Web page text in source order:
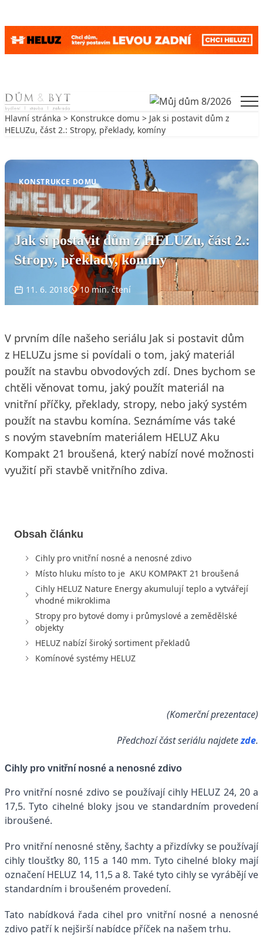
Skip to content
Hlavní stránka > Konstrukce domu > Jak si postavit dům z
HELUZu, část 2.: Stropy, překlady, komíny
KONSTRUKCE DOMU
Jak si postavit dům z HELUZu, část 2.:
Stropy, překlady, komíny
11. 6. 2018 10 min. čtení
V prvním díle našeho seriálu Jak si postavit dům
z HELUZu jsme si povídali o tom, jaký materiál
použít na stavbu obvodových zdí. Dnes bychom se
chtěli věnovat tomu, jaký použít materiál na
vnitřní příčky, překlady, stropy, nebo jaký systém
použít na stavbu komína. Seznámíme vás také
s novým stavebním materiálem HELUZ Aku
Kompakt 21 broušená, který nabízí nové možnosti
využití při stavbě vnitřního zdiva.
Obsah článku
Cihly pro vnitřní nosné a nenosné zdivo
Místo hluku místo to je AKU KOMPAKT 21 broušená
Cihly HELUZ Nature Energy akumulují teplo a vytvářejí
vhodné mikroklima
Stropy pro bytové domy i průmyslové a zemědělské
objekty
HELUZ nabízí široký sortiment překladů
Komínové systémy HELUZ
(Komerční prezentace)
Předchozí část seriálu najdetezde.
Cihly pro vnitřní nosné a nenosné zdivo
Pro vnitřní nosné zdivo se používají cihly HELUZ 24, 20 a
17,5. Tyto cihelné bloky jsou ve standardním provedení
ibroušené.
Pro vnitřní nenosné stěny, šachty a přizdívky se používají
cihly tloušťky 80, 115 a 140 mm. Tyto cihelné bloky mají
označení HELUZ 14, 11,5 a 8. Také tyto cihly se vyrábějí ve
standardním i broušeném provedení.
Tato nabídková řada cihel pro vnitřní nosné a nenosné
zdivo patří k nejširší nabídce příček na našem trhu.